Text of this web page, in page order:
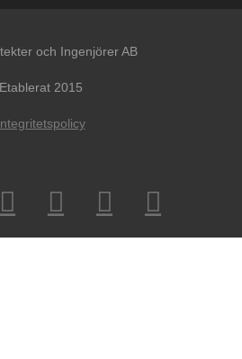
och Ingenjörer AB
Etablerat 2015